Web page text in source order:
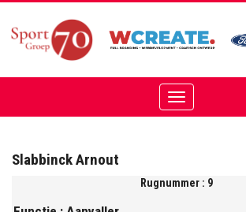
Toggle
navigation
Slabbinck Arnout
Rugnummer : 9